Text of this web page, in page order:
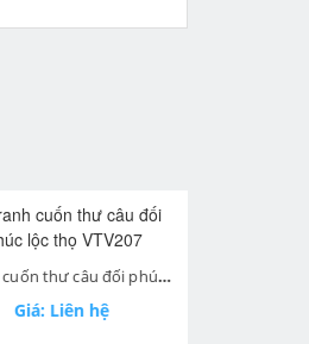
Tranh cuốn thư câu đối phúc lộc thọ VTV207
Giá: Liên hệ